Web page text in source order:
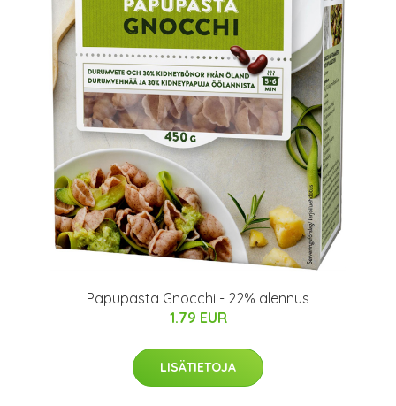
Papupasta Gnocchi - 22% alennus
1.79 EUR
LISÄTIETOJA